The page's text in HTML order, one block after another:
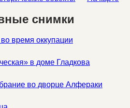
снимки
время оккупации
в доме Гладкова
во дворце Алфераки